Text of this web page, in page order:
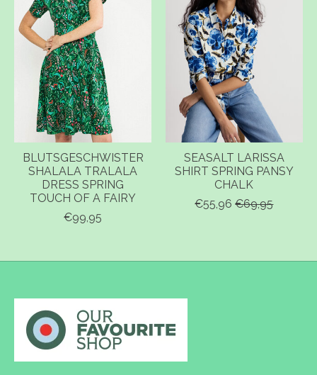
BLUTSGESCHWISTER
SHALALA TRALALA
DRESS SPRING
TOUCH OF A FAIRY
€99,95
SEASALT LARISSA
SHIRT SPRING PANSY
CHALK
€55,96 €69,95